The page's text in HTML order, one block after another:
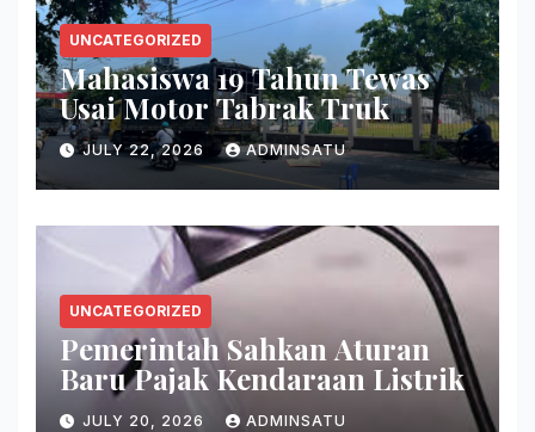
UNCATEGORIZED
Mahasiswa 19 Tahun Tewas
Usai Motor Tabrak Truk
JULY 22, 2026 ADMINSATU
UNCATEGORIZED
Pemerintah Sahkan Aturan
Baru Pajak Kendaraan Listrik
JULY 20, 2026 ADMINSATU